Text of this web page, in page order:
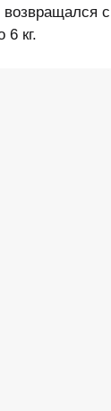
кг.